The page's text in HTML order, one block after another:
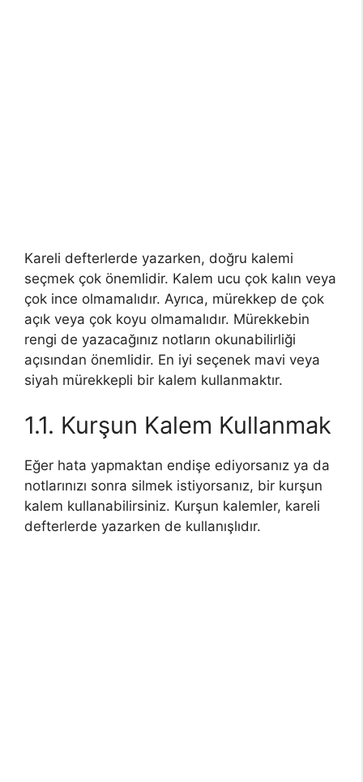
Kareli defterlerde yazarken, doğru kalemi
seçmek çok önemlidir. Kalem ucu çok kalın veya
çok ince olmamalıdır. Ayrıca, mürekkep de çok
açık veya çok koyu olmamalıdır. Mürekkebin
rengi de yazacağınız notların okunabilirliği
açısından önemlidir. En iyi seçenek mavi veya
siyah mürekkepli bir kalem kullanmaktır.
1.1. Kurşun Kalem Kullanmak
Eğer hata yapmaktan endişe ediyorsanız ya da
notlarınızı sonra silmek istiyorsanız, bir kurşun
kalem kullanabilirsiniz. Kurşun kalemler, kareli
defterlerde yazarken de kullanışlıdır.